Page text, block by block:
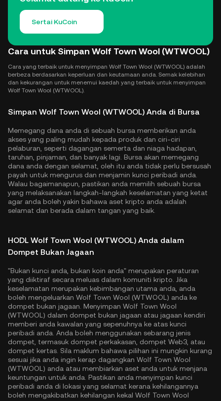
Sertai KuCoin
Cara untuk Simpan Wolf Town Wool (WTWOOL)
Cara yang terbaik untuk menyimpan Wolf Town Wool (WTWOOL) adalah
berbeza berdasarkan keperluan dan keutamaan anda. Semak kelebihan
dan kekurangan untuk menemui kaedah yang terbaik untuk menyimpan
Wolf Town Wool (WTWOOL).
Simpan Wolf Town Wool (WTWOOL) Anda di Bursa
Memegang dana anda di sebuah bursa memberikan anda
akses yang paling mudah kepada produk dan ciri-ciri
pelaburan, seperti dagangan semerta dan niaga hadapan,
taruhan, pinjaman, dan banyak lagi. Bursa akan memegang
dana anda dengan selamat, oleh itu anda tidak perlu bersusah
payah untuk mengurus dan menjamin kunci peribadi anda.
Walau bagaimanapun, pastikan anda memilih sebuah bursa
yang melaksanakan langkah-langkah keselamatan yang ketat
agar anda boleh yakin bahawa aset kripto anda adalah
selamat dan berada dalam tangan yang baik.
HODL Wolf Town Wool (WTWOOL) Anda dalam
Dompet Bukan Jagaan
"Bukan kunci anda, bukan koin anda" merupakan peraturan
yang diiktiraf secara meluas dalam komuniti kripto. Jika
keselamatan merupakan kebimbangan utama anda, anda
boleh mengeluarkan Wolf Town Wool (WTWOOL) anda ke
dompet bukan jagaan. Menyimpan Wolf Town Wool
(WTWOOL) dalam dompet bukan jagaan atau jagaan kendiri
memberi anda kawalan yang sepenuhnya ke atas kunci
peribadi anda. Anda boleh menggunakan sebarang jenis
dompet, termasuk dompet perkakasan, dompet Web3, atau
dompet kertas. Sila maklum bahawa pilihan ini mungkin kurang
sesuai jika anda ingin kerap dagangkan Wolf Town Wool
(WTWOOL) anda atau membiarkan aset anda untuk menjana
keuntungan untuk anda. Pastikan anda menyimpan kunci
peribadi anda di lokasi yang selamat kerana kehilangannya
boleh mengakibatkan kehilangan kekal Wolf Town Wool